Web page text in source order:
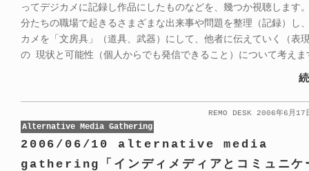
ってデジカメに記録し作品にしたものなどを、幾つか視聴します
分たちの職場で起きるさまざまな出来事や問題を整理（記録）し
カメを「文房具」（道具、武器）にして、他者に伝えていく（表
の 現状と可能性（個人からでも発信できること）について考えま
REMO DESK 2006年6月
Alternative Media Gathering
2006/06/10 alternative media
gathering「インディメディアとコミュニケ